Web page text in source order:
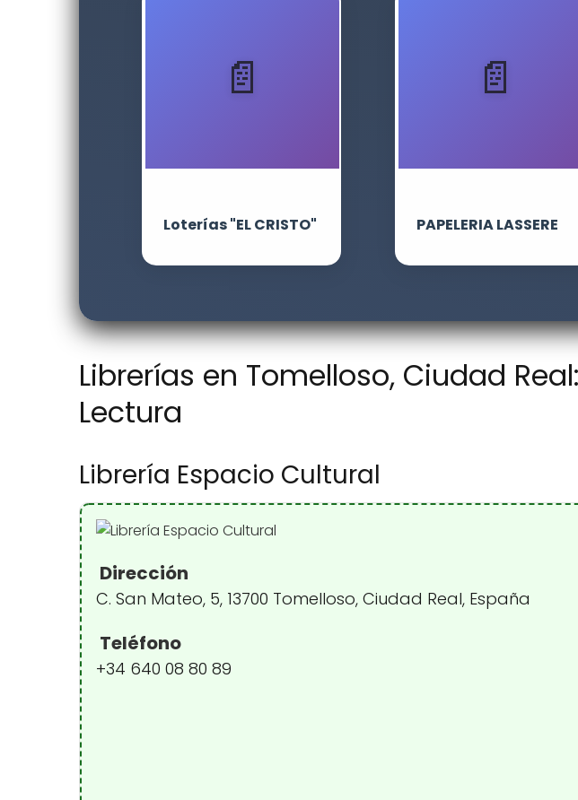
Loterías "EL CRISTO" PAPELERIA LASSERE
Librerías en Tomelloso, Ciudad
Lectura
Librería Espacio Cultural
Dirección
C. San Mateo, 5, 13700 Tomelloso, Ciudad Real, España
Teléfono
+34 640 08 80 89